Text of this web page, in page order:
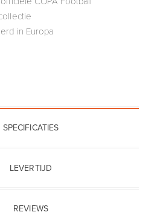
in Europa
SPECIFICATIES
LEVERTIJD
REVIEWS